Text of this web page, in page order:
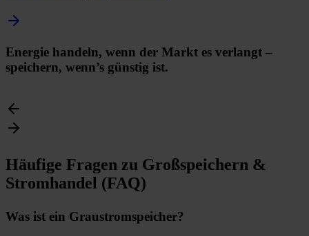
Energie handeln, wenn der Markt es verlangt –
speichern, wenn’s günstig ist.
Häufige Fragen zu Großspeichern &
Stromhandel (FAQ)
Was ist ein Graustromspeicher?